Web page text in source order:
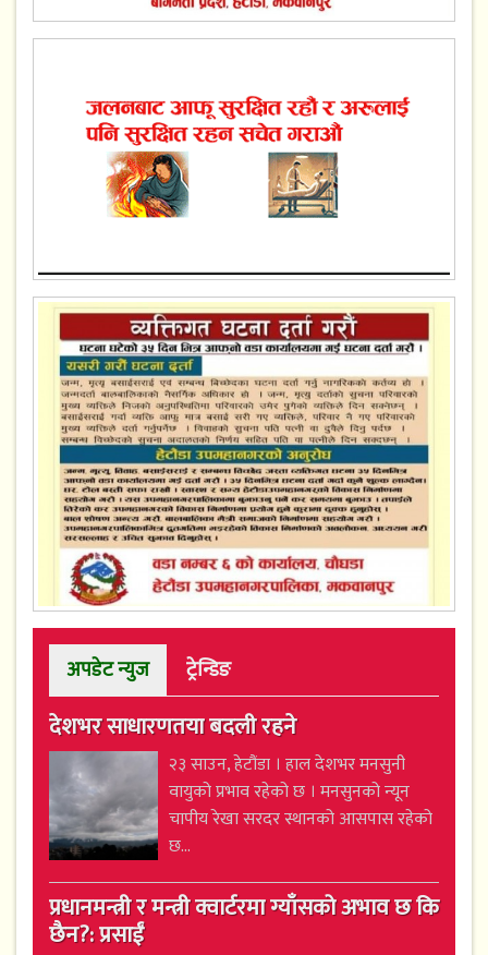
अपडेट न्युज ट्रेन्डिङ
देशभर साधारणतया बदली रहने
२३ साउन, हेटौंडा । हाल देशभर मनसुनी
वायुको प्रभाव रहेको छ । मनसुनको न्यून
चापीय रेखा सरदर स्थानको आसपास रहेको
छ...
प्रधानमन्त्री र मन्त्री क्वार्टरमा ग्याँसको अभाव छ कि
छैन?: प्रसाईं